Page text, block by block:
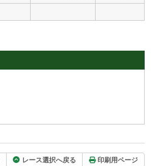
レース選択へ戻る 印刷用ページ